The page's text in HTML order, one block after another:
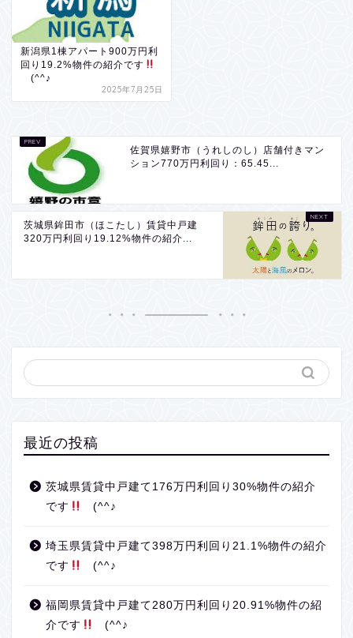
新潟県1棟アパート900万円利
回り19.2%物件の紹介です
(^^♪
2025年7月25日
佐賀県嬉野市（うれしのし）店舗付きマン
ション770万円利回り：65.45...
茨城県鉾田市（ほこたし）賃貸中戸建
320万円利回り19.12%物件の紹介...
最近の投稿
茨城県賃貸中戸建て176万円利回り30%物件の紹介
です
(^^♪
埼玉県賃貸中戸建て398万円利回り21.1%物件の紹介
です
(^^♪
福岡県賃貸中戸建て280万円利回り20.91%物件の紹
介です
(^^♪